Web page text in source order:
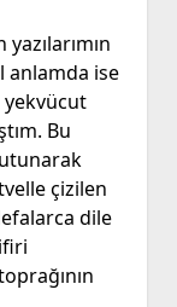
anlamda ise
Bu
çizilen
dile